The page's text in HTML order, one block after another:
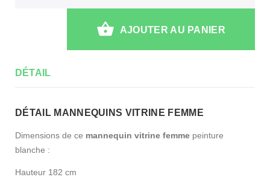
AJOUTER AU PANIER
DÉTAIL
DÉTAIL MANNEQUINS VITRINE FEMME
Dimensions de ce mannequin vitrine femme peinture
blanche :
Hauteur 182 cm